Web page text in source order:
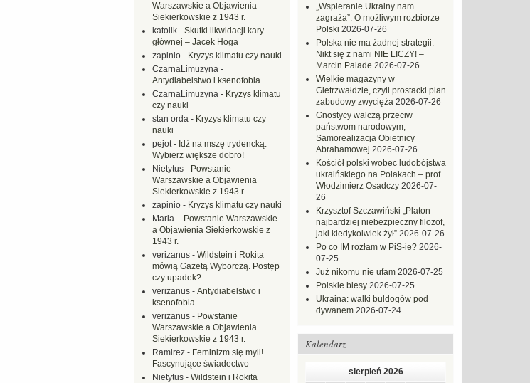
„Wspieranie Ukrainy nam
zagraża”. O możliwym rozbiorze
Polski 2026-07-26
Polska nie ma żadnej strategii.
Nikt się z nami NIE LICZY! –
Marcin Palade 2026-07-26
Wielkie magazyny w
Gietrzwałdzie, czyli prostacki plan
zabudowy zwycięża 2026-07-26
Gnostycy walczą przeciw
państwom narodowym,
Samorealizacja Obietnicy
Abrahamowej 2026-07-26
Kościół polski wobec ludobójstwa
ukraińskiego na Polakach – prof.
Włodzimierz Osadczy 2026-07-
26
Krzysztof Szczawiński „Platon –
najbardziej niebezpieczny filozof,
jaki kiedykolwiek żył” 2026-07-26
Po co IM rozłam w PiS-ie? 2026-
07-25
Już nikomu nie ufam 2026-07-25
Polskie biesy 2026-07-25
Ukraina: walki buldogów pod
dywanem 2026-07-24
Kalendarz
sierpień 2026
Warszawskie a Objawienia
Siekierkowskie z 1943 r.
katolik - Skutki likwidacji kary
głównej – Jacek Hoga
zapinio - Kryzys klimatu czy nauki
CzarnaLimuzyna -
Antydiabelstwo i ksenofobia
CzarnaLimuzyna - Kryzys klimatu
czy nauki
stan orda - Kryzys klimatu czy
nauki
pejot- Idź na mszę trydencką.
Wybierz większe dobro!
Nietytus - Powstanie
Warszawskie a Objawienia
Siekierkowskie z 1943 r.
zapinio - Kryzys klimatu czy nauki
Maria. - Powstanie Warszawskie
a Objawienia Siekierkowskie z
1943 r.
verizanus - Wildstein i Rokita
mówią Gazetą Wyborczą. Postęp
czy upadek?
verizanus - Antydiabelstwo i
ksenofobia
verizanus - Powstanie
Warszawskie a Objawienia
Siekierkowskie z 1943 r.
Ramirez - Feminizm się myli!
Fascynujące świadectwo
Nietytus - Wildstein i Rokita